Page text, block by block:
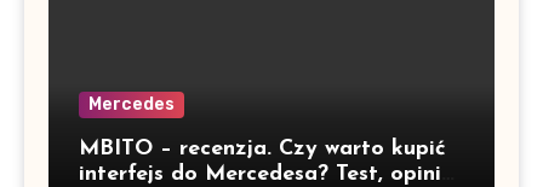
Mercedes
MBITO – recenzja. Czy warto kupić
interfejs do Mercedesa? Test, opinia